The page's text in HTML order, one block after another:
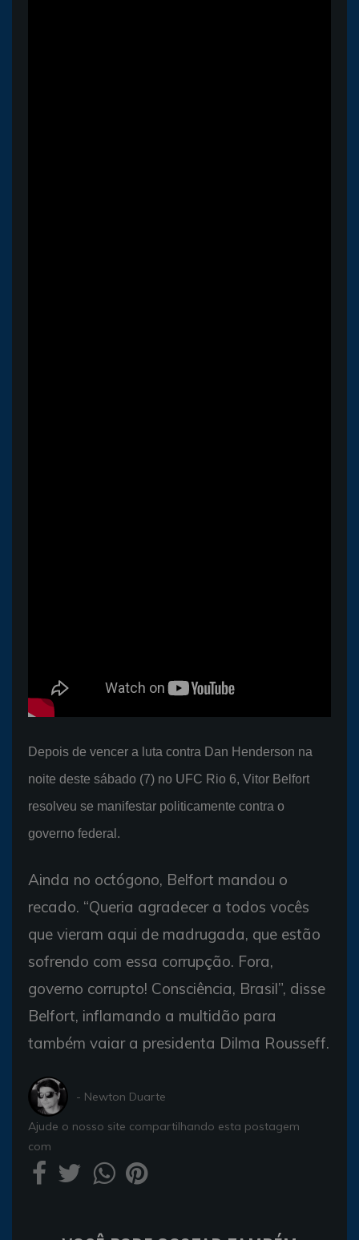
Depois de vencer a luta contra Dan Henderson na
noite deste sábado (7) no UFC Rio 6, Vitor Belfort
resolveu se manifestar politicamente contra o
governo federal.
Ainda no octógono, Belfort mandou o
recado. “Queria agradecer a todos vocês
que vieram aqui de madrugada, que estão
sofrendo com essa corrupção. Fora,
governo corrupto! Consciência, Brasil”, disse
Belfort, inflamando a multidão para
também vaiar a presidenta Dilma Rousseff.
- Newton Duarte
Ajude o nosso site compartilhando esta postagem
com